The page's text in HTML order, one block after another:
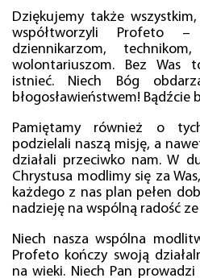
Dziękujemy także
współtworzyli Profeto –
dziennikarzom,
wolontariuszom. Bez Was
istnieć. Niech Bóg
błogosławieństwem! Bądźcie
Pamiętamy również o
podzielali naszą misję, a
działali przeciwko nam. W
Chrystusa modlimy się za
każdego z nas plan pełen
nadzieję na wspólną radość
Niech nasza wspólna
Profeto kończy swoją
na wieki. Niech Pan